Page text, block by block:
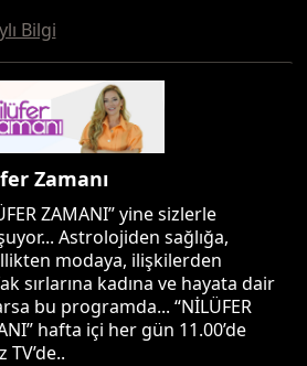
Bilgi
Zamanı
ZAMANI” yine sizlerle
Astrolojiden sağlığa,
modaya, ilişkilerden
sırlarına kadına ve hayata dair
bu programda... “NİLÜFER
hafta içi her gün 11.00’de
TV’de..